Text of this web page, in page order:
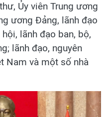
Ủy viên Trung ương
ương Đảng, lãnh đạo
lãnh đạo ban, bộ,
lãnh đạo, nguyên
Nam và một số nhà